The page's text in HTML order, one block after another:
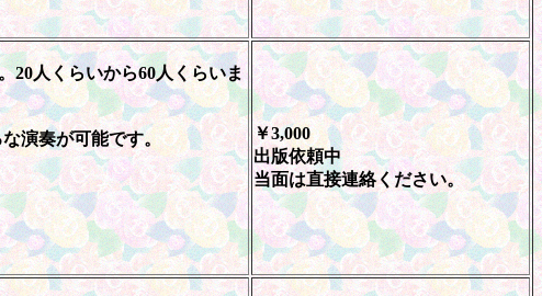
20人くらいから60人くらいま
演奏が可能です。
￥3,000
出版依頼中
当面は直接連絡ください。